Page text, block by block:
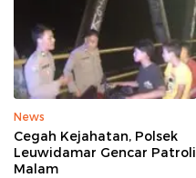
News
Cegah Kejahatan, Polsek
Leuwidamar Gencar Patroli
Malam